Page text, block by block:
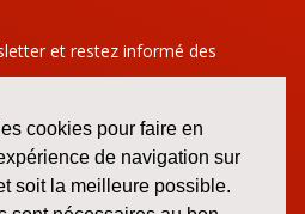
cookies pour faire en
de navigation sur
soit la meilleure possible.
et restez informé des